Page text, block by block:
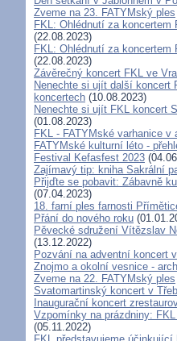
Zveme na 23. FATYMský ples
FKL: Ohlédnutí za
(22.08.2023)
FKL: Ohlédnutí za koncertem
(22.08.2023)
Závěrečný koncert FKL ve
Nenechte si ujít další koncert
koncertech (10.08.2023)
Nenechte si ujít FKL koncert
(01.08.2023)
FKL - FATYMské varhanice v
FATYMské kulturní léto -
Festival Kefasfest 2023
Zajímavý tip: kniha Sakrální
Přijďte se pobavit: Zábavně
(07.04.2023)
18. farní ples farnosti
Přání do nového roku
Pěvecké sdružení Vítězslav
(13.12.2022)
Pozvání na adventní koncert
Znojmo a okolní vesnice -
Zveme na 22. FATYMský ples
Svatomartinský koncert v
Inaugurační koncert
Vzpomínky na prázdniny:
(05.11.2022)